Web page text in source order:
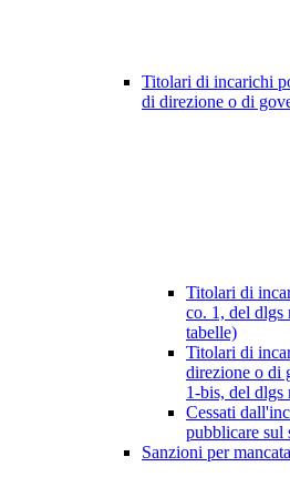
Titolari di incarichi
di direzione o di
Titolari di
co. 1, del dlgs
tabelle)
Titolari di
direzione o di
1-bis, del dlgs
Cessati
pubblicare sul
Sanzioni per